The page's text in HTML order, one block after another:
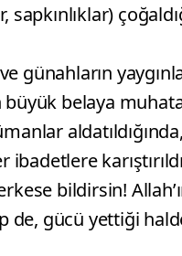
günahların
belaya
ibadetlere
bildirsin!
de, gücü yettiği